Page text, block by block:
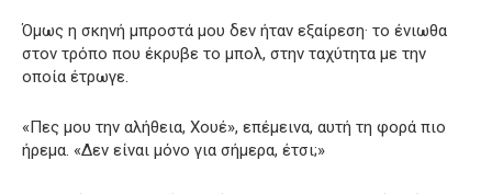
Όμως η σκηνή μπροστά μου δεν ήταν εξαίρεση· το ένιωθα
στον τρόπο που έκρυβε το μπολ, στην ταχύτητα με την
οποία έτρωγε.
«Πες μου την αλήθεια, Χουέ», επέμεινα, αυτή τη φορά πιο
ήρεμα. «Δεν είναι μόνο για σήμερα, έτσι;»